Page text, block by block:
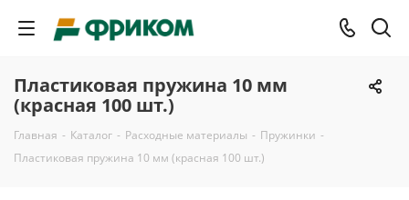
Пластиковая пружина 10 мм
(красная 100 шт.)
Главная - Каталог - Расходные материалы - Пружинки -
Пластиковая пружина 10 мм (красная 100 шт.)